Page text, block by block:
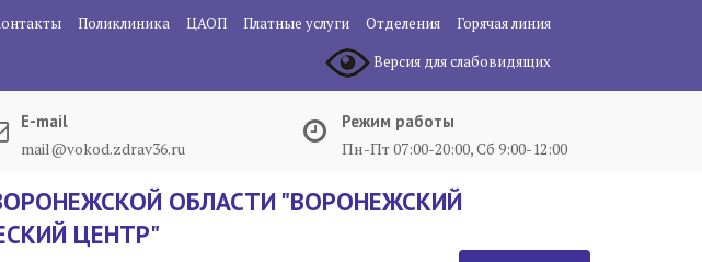
Поликлиника ЦАОП Платные услуги Отделения
Горячая линия
Версия для слабовидящих
E-mail
mail@vokod.zdrav36.ru
Режим работы
Пн-Пт 07:00-20:00, Сб 9:00-12:00
ОБЛАСТИ "ВОРОНЕЖСКИЙ
ЦЕНТР"